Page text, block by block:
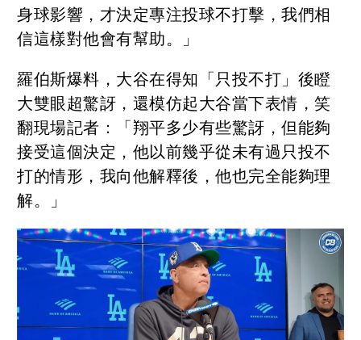
身球影響，才決定專注投球不打擊，我們相
信這樣對他會有幫助。」
羅伯斯爆料，大谷在得知「只投不打」後瞪
大雙眼超驚訝，還模仿起大谷當下表情，笑
翻現場記者：「翔平多少有些驚訝，但能夠
接受這個決定，他以前幾乎從未有過只投不
打的情形，我向他解釋後，他也完全能夠理
解。」